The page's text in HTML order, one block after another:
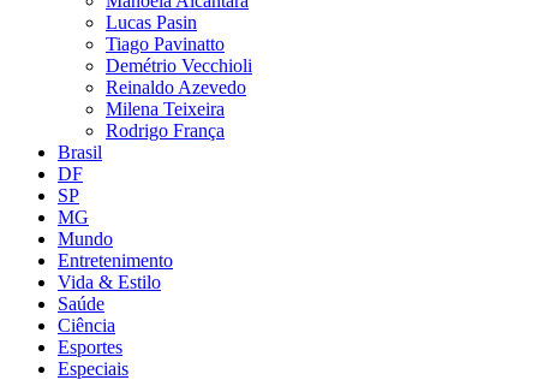
Lucas Pasin
Tiago Pavinatto
Demétrio Vecchioli
Reinaldo Azevedo
Milena Teixeira
Rodrigo França
Brasil
DF
SP
MG
Mundo
Entretenimento
Vida & Estilo
Saúde
Ciência
Esportes
Especiais